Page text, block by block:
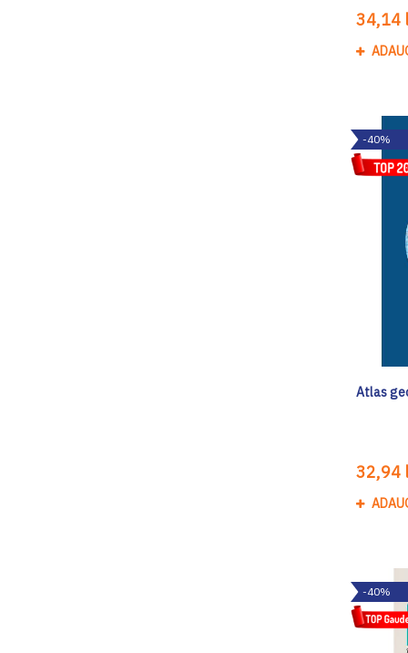
34,14
-40%
Atlas
32,94
-40%